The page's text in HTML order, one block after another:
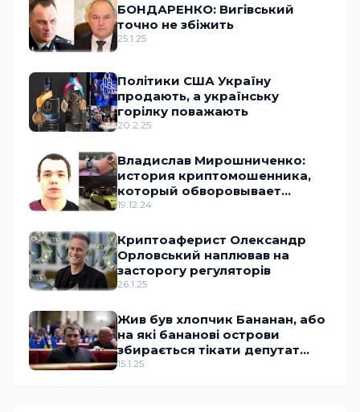
БОНДАРЕНКО: Вигівський
точно не збіжить
25.1.25
Політики США Україну
продають, а українську
горілку поважають
20.2.25
Владислав Мирошниченко:
история криптомошенника,
который обворовывает
украинское государство
19.12.24
Криптоаферист Олександр
Орловський наплював на
засторогу регуляторів
26.1.25
Жив був хлопчик Бананан, або
на які бананові острови
збирається тікати депутат
Ананченко
15.1.25